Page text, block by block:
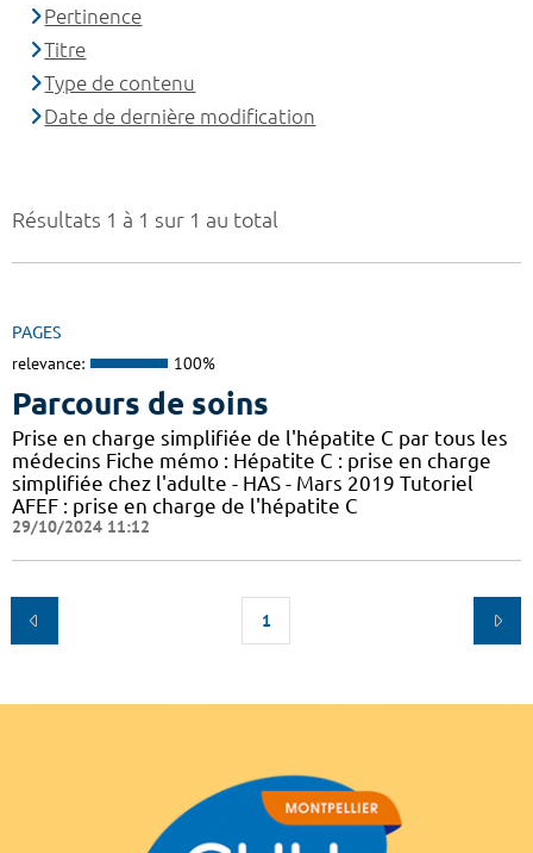
Résultats 1 à 1 sur 1 au total
PAGES
relevance: 100%
Parcours de soins
Prise en charge simplifiée de l'hépatite C par tous les
médecins Fiche mémo : Hépatite C : prise en charge
simplifiée chez l'adulte - HAS - Mars 2019 Tutoriel
AFEF : prise en charge de l'hépatite C
29/10/2024 11:12
1
Pertinence
Titre
Type de contenu
Date de dernière modification